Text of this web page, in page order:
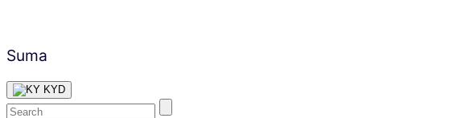
Suma
KYD